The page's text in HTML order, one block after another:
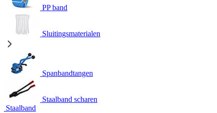
PP band
Sluitingsmaterialen
Spanbandtangen
Staalband scharen
Staalband